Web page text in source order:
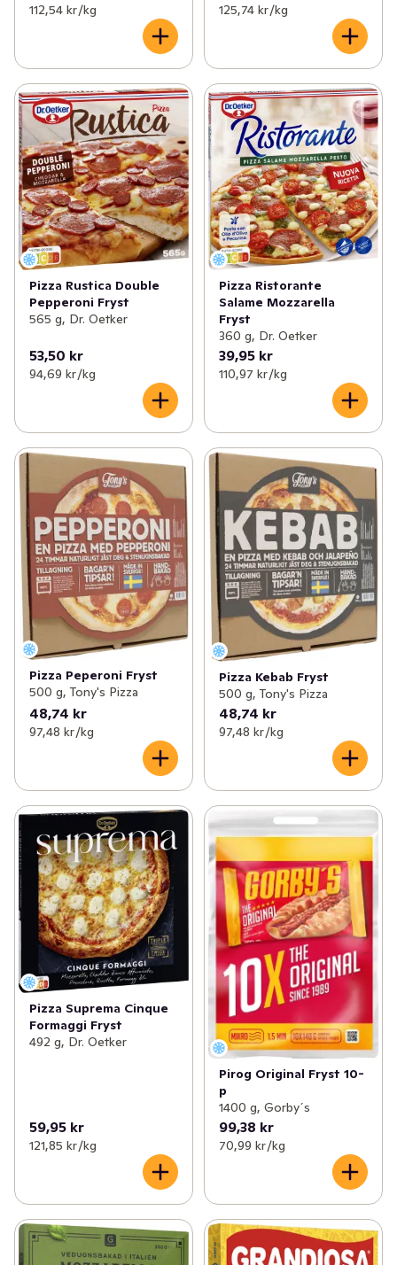
112,54 kr /kg 125,74 kr /kg
Pizza Rustica Double
Pepperoni Fryst
565 g, Dr. Oetker
53,50 kr
94,69 kr /kg
Pizza Ristorante
Salame Mozzarella
Fryst
360 g, Dr. Oetker
39,95 kr
110,97 kr /kg
Pizza Peperoni Fryst
500 g, Tony's Pizza
48,74 kr
97,48 kr /kg
Pizza Kebab Fryst
500 g, Tony's Pizza
48,74 kr
97,48 kr /kg
Pizza Suprema Cinque
Formaggi Fryst
492 g, Dr. Oetker
59,95 kr
121,85 kr /kg
Pirog Original Fryst 10-
p
1400 g, Gorby´s
99,38 kr
70,99 kr /kg